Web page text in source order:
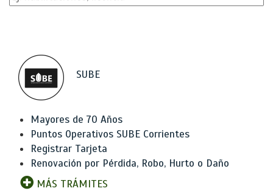
SUBE
Mayores de 70 Años
Puntos Operativos SUBE Corrientes
Registrar Tarjeta
Renovación por Pérdida, Robo, Hurto o Daño
MÁS TRÁMITES